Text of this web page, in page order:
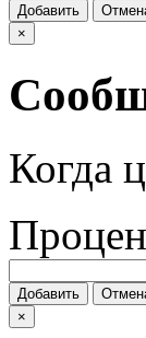
Добавить
×
Когда
Добавить
×